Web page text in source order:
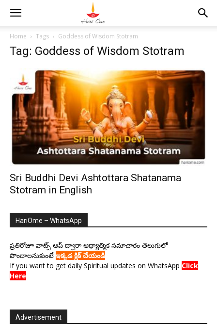
Home Tags Goddess of Wisdom Stotram
Tag: Goddess of Wisdom Stotram
Sri Buddhi Devi Ashtottara Shatanama
Stotram in English
HariOme – WhatsApp
ప్రతిరోజూ వాట్స్ ఆప్ ద్వారా ఆధ్యాత్మిక సమాచారం తెలుగులో
పొందాలనుకుంటే ఇక్కడ క్లిక్ చేయండి
If you want to get daily Spiritual updates on WhatsApp Click
Here
Advertisement